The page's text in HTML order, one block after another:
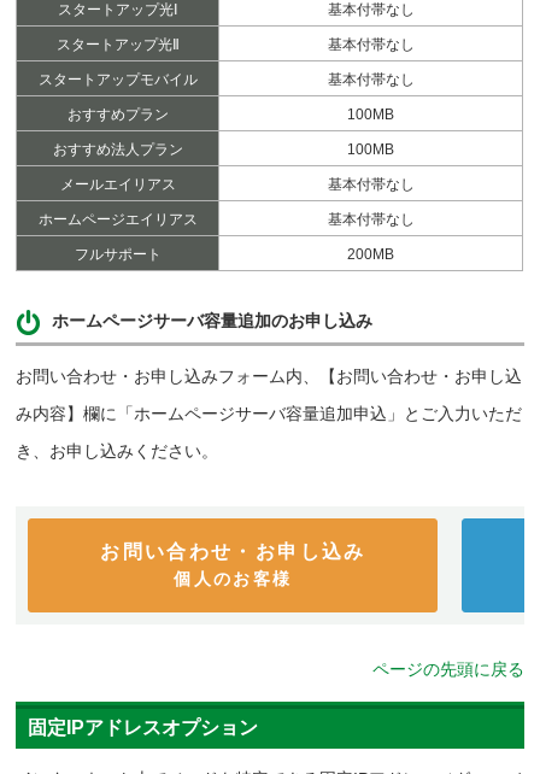
スタートアップ光Ⅰ 基本付帯なし
スタートアップ光Ⅱ 基本付帯なし
スタートアップモバイル 基本付帯なし
おすすめプラン 100MB
おすすめ法人プラン 100MB
メールエイリアス 基本付帯なし
ホームページエイリアス 基本付帯なし
フルサポート 200MB
ホームページサーバ容量追加のお申し込み
お問い合わせ・お申し込みフォーム内、【お問い合わせ・お申し込
み内容】欄に「ホームページサーバ容量追加申込」とご入力いただ
き、お申し込みください。
お問い合わせ・お申し込み
個人のお客様
ページの先頭に戻る
固定IPアドレスオプション